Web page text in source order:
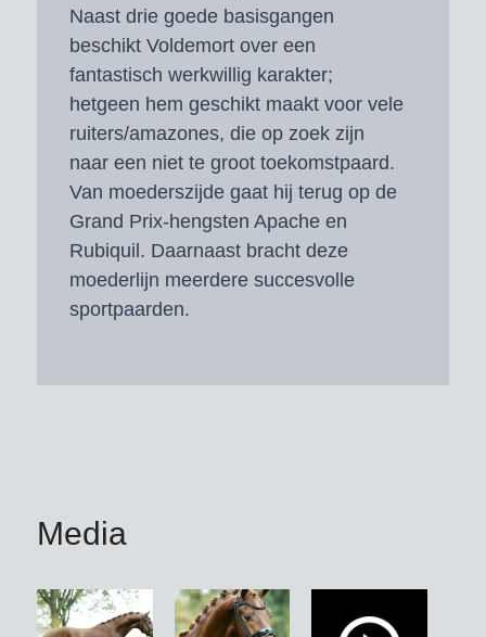
Naast drie goede basisgangen
beschikt Voldemort over een
fantastisch werkwillig karakter;
hetgeen hem geschikt maakt voor vele
ruiters/amazones, die op zoek zijn
naar een niet te groot toekomstpaard.
Van moederszijde gaat hij terug op de
Grand Prix-hengsten Apache en
Rubiquil. Daarnaast bracht deze
moederlijn meerdere succesvolle
sportpaarden.
Media